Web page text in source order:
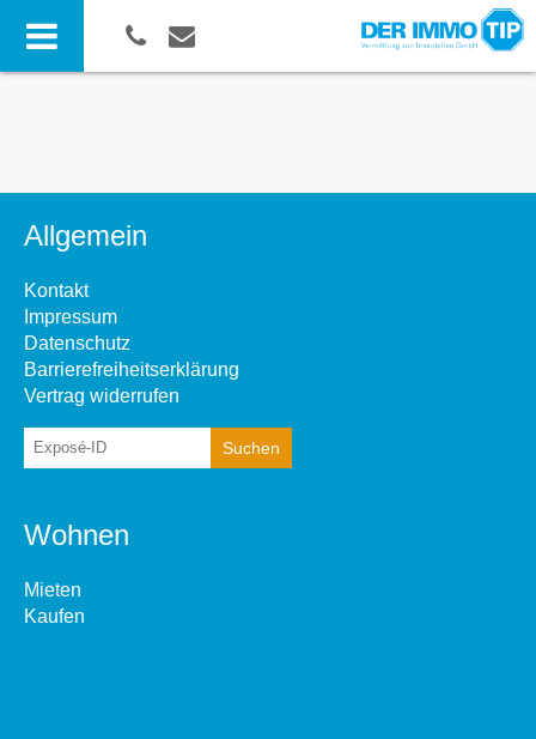
Allgemein
Kontakt
Impressum
Datenschutz
Barrierefreiheitserklärung
Vertrag widerrufen
Wohnen
Mieten
Kaufen